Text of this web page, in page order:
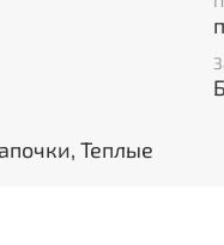
Теплые